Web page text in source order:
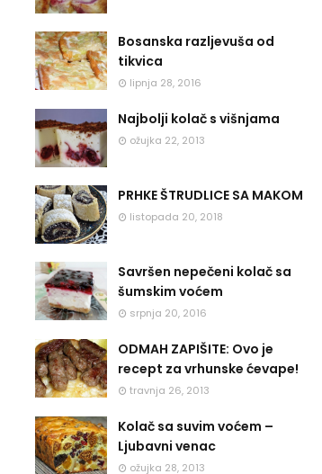
Bosanska razljevuša od
tikvica
lipnja 28, 2016
Najbolji kolač s višnjama
ožujka 22, 2013
PRHKE ŠTRUDLICE SA MAKOM
listopada 20, 2018
Savršen nepečeni kolač sa
šumskim voćem
srpnja 20, 2016
ODMAH ZAPIŠITE: Ovo je
recept za vrhunske ćevape!
travnja 26, 2013
Kolač sa suvim voćem –
Ljubavni venac
ožujka 28, 2013